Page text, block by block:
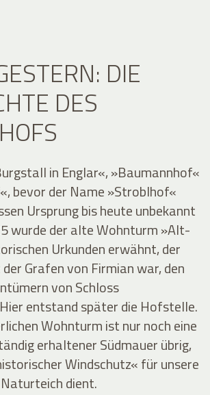
DIE
DES
in Englar«, »Baumannhof«
bevor der Name »Stroblhof«
Ursprung bis heute unbekannt
wurde der alte Wohnturm »Alt-
Urkunden erwähnt, der
Grafen von Firmian war, den
von Schloss
entstand später die Hofstelle.
Wohnturm ist nur noch eine
erhaltener Südmauer übrig,
Windschutz« für unsere
dient.